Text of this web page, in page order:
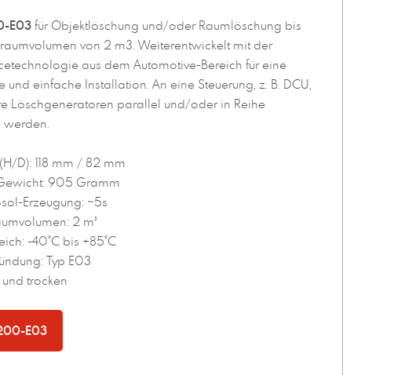
E03 für Objektlöschung und/oder Raumlöschung bis
von 2 m3. Weiterentwickelt mit der
aus dem Automotive-Bereich für eine
und einfache Installation. An eine Steuerung, z. B. DCU,
Löschgeneratoren parallel und/oder in Reihe
werden.
D): 118 mm / 82 mm
905 Gramm
Erzeugung: ~5s
2 m³
-40°C bis +85°C
Typ E03
trocken
E03